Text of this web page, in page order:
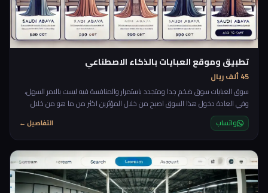
تطبيق وموقع العبايات بالذكاء الاصطناعي
45 ألف ريال
سوق العبايات سوق ضخم جدا ومتجدد باستمرار والمنافسة فيه ليست بالامر السهل،
وفي العادة دخول هذا السوق اصبح من خلال المؤثرين اكثر من ما هو من خلال
الاعلانات، ستحتاج الى تصاميم عصرية متجددة باستمرار، فاذا كنت شخص عادي بدون
خبرة مسبقة في العبايات فلن يكون السوق سهل عليك، توقع الاسوأ لانه فعليا هذا
ما يحدث فالكثير الكثير ممن يحاولون دخول هذا السوق يخرجون منه بخفي حنين.
rnrnلذا سنحتاج الى طريقة ذكية وباق
واتساب التفاصيل ←